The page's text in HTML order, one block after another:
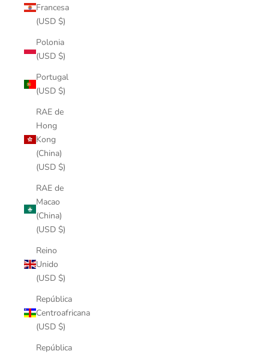
Francesa
(USD $)
Polonia
(USD $)
Portugal
(USD $)
RAE de
Hong
Kong
(China)
(USD $)
RAE de
Macao
(China)
(USD $)
Reino
Unido
(USD $)
República
Centroafricana
(USD $)
República